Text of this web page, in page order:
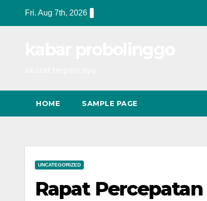
Fri. Aug 7th, 2026
HOME SAMPLE PAGE
UNCATEGORIZED
Rapat